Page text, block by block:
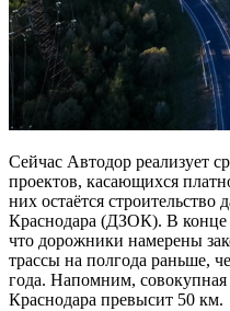
Сейчас Автодор реализует
проектов, касающихся
них остаётся строительство
Краснодара (ДЗОК). В конце
что дорожники намерены
трассы на полгода раньше,
года. Напомним, совокупная
Краснодара превысит 50 км.